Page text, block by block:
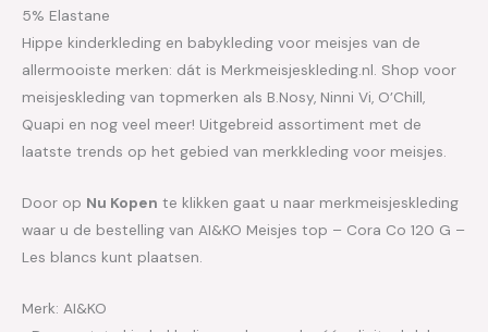
5% Elastane
Hippe kinderkleding en babykleding voor meisjes van de
allermooiste merken: dát is Merkmeisjeskleding.nl. Shop voor
meisjeskleding van topmerken als B.Nosy, Ninni Vi, O’Chill,
Quapi en nog veel meer! Uitgebreid assortiment met de
laatste trends op het gebied van merkkleding voor meisjes.
Door op Nu Kopen te klikken gaat u naar merkmeisjeskleding
waar u de bestelling van AI&KO Meisjes top – Cora Co 120 G –
Les blancs kunt plaatsen.
Merk: AI&KO